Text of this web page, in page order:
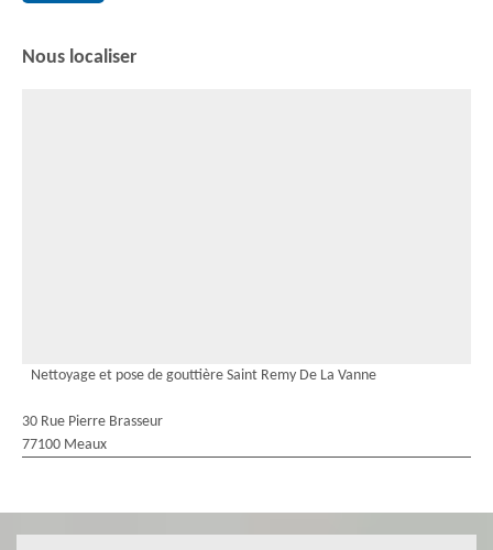
Nous localiser
Nettoyage et pose de gouttière Saint Remy De La Vanne
30 Rue Pierre Brasseur
77100 Meaux